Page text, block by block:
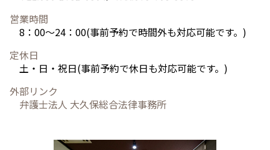
営業時間
8：00～24：00(事前予約で時間外も対応可能です。)
定休日
土・日・祝日(事前予約で休日も対応可能です。)
外部リンク
弁護士法人 大久保総合法律事務所